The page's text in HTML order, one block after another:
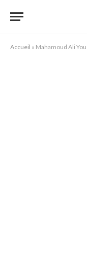
Accueil » Mahamoud Ali